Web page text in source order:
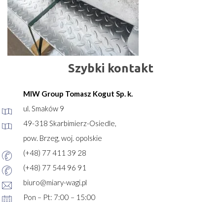
Szybki kontakt
MIW Group Tomasz Kogut Sp. k.
ul. Smaków 9
49-318 Skarbimierz-Osiedle,
pow. Brzeg, woj. opolskie
(+48) 77 411 39 28
(+48) 77 544 96 91
biuro@miary-wagi.pl
Pon – Pt: 7:00 – 15:00